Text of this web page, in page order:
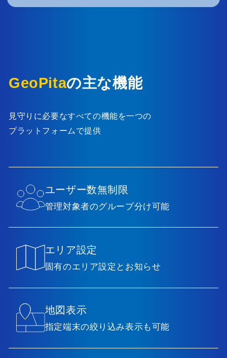
GeoPitaの主な機能
見守りに必要なすべての機能を一つの
プラットフォームで提供
ユーザー数無制限
管理対象者のグループ分け可能
エリア設定
固有のエリア設定とお知らせ
地図表示
指定端末の絞り込み表示も可能